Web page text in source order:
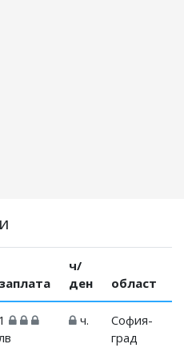
заплата
ч/
ден
област
1
ч.
София-
град